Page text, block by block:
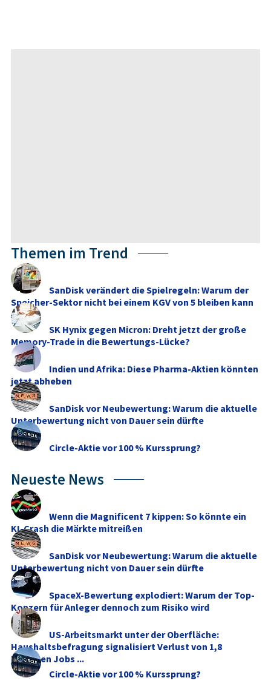
Themen im Trend
SanDisk verändert die Spielregeln: Warum der
Speicher-Sektor nicht bei einem KGV von 5 bleiben kann
SK Hynix gegen Micron: Dreht jetzt der große
Memory‑Trade in die Bewertungs-Lücke?
Indien und Afrika: Diese Pharma-Aktien könnten
jetzt abheben
SanDisk vor Neubewertung: Warum die aktuelle
Unterbewertung nicht von Dauer sein dürfte
Circle-Aktie vor 100 % Kurssprung?
Neueste News
Wenn die Magnificent 7 kippen: So könnte ein
KI-Crash die Märkte mitreißen
SanDisk vor Neubewertung: Warum die aktuelle
Unterbewertung nicht von Dauer sein dürfte
SpaceX-Bewertung explodiert: Warum der Top-
Konzern für Anleger dennoch zum Risiko wird
US-Arbeitsmarkt unter der Oberfläche:
Haushaltsbefragung signalisiert Verlust von 1,8
Millionen Jobs ...
Circle-Aktie vor 100 % Kurssprung?